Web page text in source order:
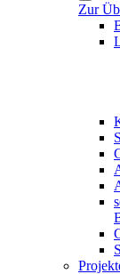
Zur